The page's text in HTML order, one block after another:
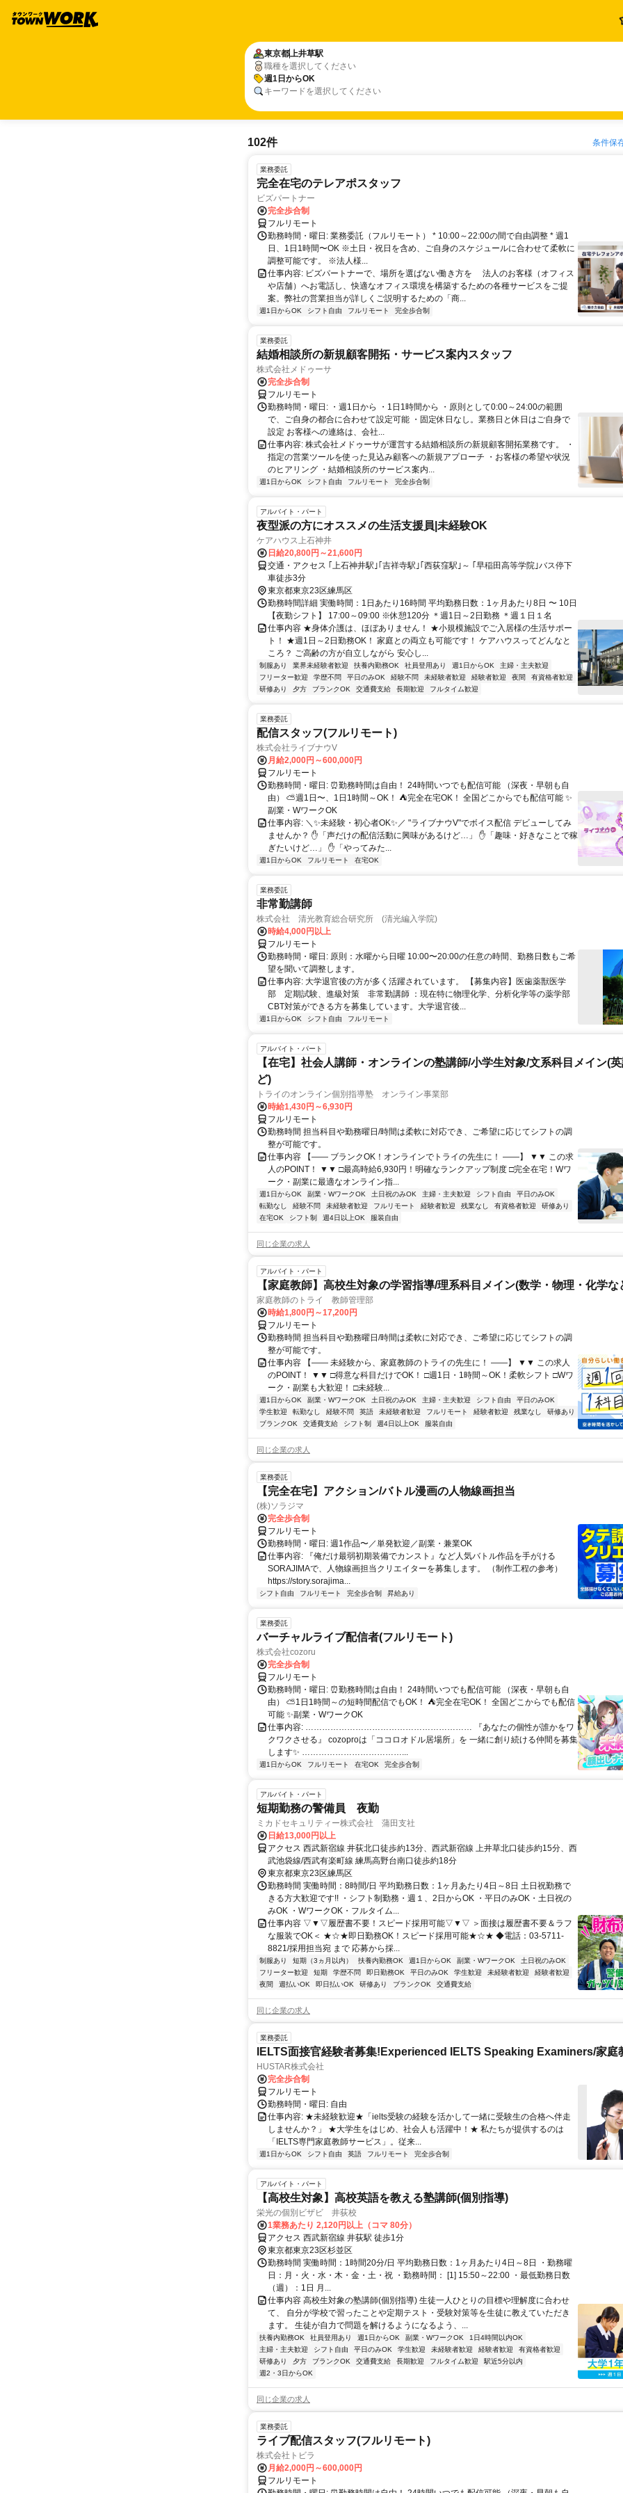
東京都上井草駅
職種を選択してください
週1日からOK
キーワードを選択してください
102件 条件保
業務委託
完全在宅のテレアポスタッフ
ビズパートナー
完全歩合制
フルリモート
勤務時間・曜日: 業務委託（フルリモート） * 10:00～22:00の間で自由調整 * 週1
日、1日1時間〜OK ※土日・祝日を含め、ご自身のスケジュールに合わせて柔軟に
調整可能です。 ※法人様...
仕事内容: ビズパートナーで、場所を選ばない働き方を 法人のお客様（オフィス
や店舗）へお電話し、快適なオフィス環境を構築するための各種サービスをご提
案。弊社の営業担当が詳しくご説明するための「商...
週1日からOK シフト自由 フルリモート 完全歩合制
業務委託
結婚相談所の新規顧客開拓・サービス案内スタッフ
株式会社メドゥーサ
完全歩合制
フルリモート
勤務時間・曜日: ・週1日から ・1日1時間から ・原則として0:00～24:00の範囲
で、ご自身の都合に合わせて設定可能 ・固定休日なし。業務日と休日はご自身で
設定 お客様への連絡は、会社...
仕事内容: 株式会社メドゥーサが運営する結婚相談所の新規顧客開拓業務です。 ・
指定の営業ツールを使った見込み顧客への新規アプローチ ・お客様の希望や状況
のヒアリング ・結婚相談所のサービス案内...
週1日からOK シフト自由 フルリモート 完全歩合制
アルバイト・パート
夜型派の方にオススメの生活支援員|未経験OK
ケアハウス上石神井
日給20,800円～21,600円
交通・アクセス ｢上石神井駅｣｢吉祥寺駅｣｢西荻窪駅｣～ ｢早稲田高等学院｣バス停下
車徒歩3分
東京都東京23区練馬区
勤務時間詳細 実働時間：1日あたり16時間 平均勤務日数：1ヶ月あたり8日 〜 10日
【夜勤シフト】 17:00～09:00 ※休憩120分 ＊週1日～2日勤務 ＊週１日１名
仕事内容 ★身体介護は、ほぼありません！ ★小規模施設でご入居様の生活サポー
ト！ ★週1日～2日勤務OK！ 家庭との両立も可能です！ ケアハウスってどんなと
ころ？ ご高齢の方が自立しながら 安心し...
制服あり 業界未経験者歓迎 扶養内勤務OK 社員登用あり 週1日からOK
主婦・主夫歓迎
フリーター歓迎
学歴不問 平日のみOK 経験不問 未経験者歓迎 経験者歓迎 夜間
有資格者歓迎
研修あり
夕方 ブランクOK 交通費支給 長期歓迎 フルタイム歓迎
業務委託
配信スタッフ(フルリモート)
株式会社ライブナウV
月給2,000円～600,000円
フルリモート
勤務時間・曜日: ⏰勤務時間は自由！ 24時間いつでも配信可能 （深夜・早朝も自
由） ⛅週1日〜、1日1時間～OK！ ⛺完全在宅OK！ 全国どこからでも配信可能 ✨
副業・WワークOK
仕事内容: ＼✨未経験・初心者OK✨／ "ライブナウV"でボイス配信 デビューしてみ
ませんか？ ✋「声だけの配信活動に興味があるけど…」 ✋「趣味・好きなことで稼
ぎたいけど…」 ✋「やってみた...
週1日からOK フルリモート 在宅OK
業務委託
非常勤講師
株式会社 清光教育総合研究所 (清光編入学院)
時給4,000円以上
フルリモート
勤務時間・曜日: 原則：水曜から日曜 10:00〜20:00の任意の時間、勤務日数もご希
望を聞いて調整します。
仕事内容: 大学退官後の方が多く活躍されています。 【募集内容】医歯薬獣医学
部 定期試験、進級対策 非常勤講師 ：現在特に物理化学、分析化学等の薬学部
CBT対策ができる方を募集しています。大学退官後...
週1日からOK シフト自由 フルリモート
アルバイト・パート
【在宅】社会人講師・オンラインの塾講師/小学生対象/文系科目メイン(
ど)
トライのオンライン個別指導塾 オンライン事業部
時給1,430円～6,930円
フルリモート
勤務時間 担当科目や勤務曜日/時間は柔軟に対応でき、ご希望に応じてシフトの調
整が可能です。
仕事内容 【―― ブランクOK！オンラインでトライの先生に！ ――】 ▼▼ この求
人のPOINT！ ▼▼ □最高時給6,930円！明確なランクアップ制度 □完全在宅！Wワ
ーク・副業に最適なオンライン指...
週1日からOK 副業・WワークOK 土日祝のみOK 主婦・主夫歓迎 シフト自由
平日のみOK
転勤なし
経験不問 未経験者歓迎 フルリモート 経験者歓迎 残業なし 有資格者歓迎
研修あり
在宅OK
シフト制 週4日以上OK 服装自由
同じ企業の求人
アルバイト・パート
【家庭教師】高校生対象の学習指導/理系科目メイン(数学・物理・化学な
家庭教師のトライ 教師管理部
時給1,800円～17,200円
フルリモート
勤務時間 担当科目や勤務曜日/時間は柔軟に対応でき、ご希望に応じてシフトの調
整が可能です。
仕事内容 【―― 未経験から、家庭教師のトライの先生に！ ――】 ▼▼ この求人
のPOINT！ ▼▼ □得意な科目だけでOK！ □週1日・1時間～OK！柔軟シフト □Wワ
ーク・副業も大歓迎！ □未経験...
週1日からOK 副業・WワークOK 土日祝のみOK 主婦・主夫歓迎 シフト自由
平日のみOK
学生歓迎
転勤なし 経験不問 英語 未経験者歓迎 フルリモート 経験者歓迎 残業なし
研修あり
ブランクOK
交通費支給 シフト制 週4日以上OK 服装自由
同じ企業の求人
業務委託
【完全在宅】アクション/バトル漫画の人物線画担当
(株)ソラジマ
完全歩合制
フルリモート
勤務時間・曜日: 週1作品〜／単発歓迎／副業・兼業OK
仕事内容: 『俺だけ最弱初期装備でカンスト』など人気バトル作品を手がける
SORAJIMAで、人物線画担当クリエイターを募集します。 （制作工程の参考）
https://story.sorajima...
シフト自由 フルリモート 完全歩合制 昇給あり
業務委託
バーチャルライブ配信者(フルリモート)
株式会社cozoru
完全歩合制
フルリモート
勤務時間・曜日: ⏰勤務時間は自由！ 24時間いつでも配信可能 （深夜・早朝も自
由） ⛅1日1時間～の短時間配信でもOK！ ⛺完全在宅OK！ 全国どこからでも配信
可能 ✨副業・WワークOK
仕事内容: …………………………………………………… 『あなたの個性が誰かをワ
クワクさせる』 cozoproは「ココロオドル居場所」を 一緒に創り続ける仲間を募集
します✨ ………………………………...
週1日からOK フルリモート 在宅OK 完全歩合制
アルバイト・パート
短期勤務の警備員 夜勤
ミカドセキュリティー株式会社 蒲田支社
日給13,000円以上
アクセス 西武新宿線 井荻北口徒歩約13分、西武新宿線 上井草北口徒歩約15分、西
武池袋線/西武有楽町線 練馬高野台南口徒歩約18分
東京都東京23区練馬区
勤務時間 実働時間：8時間/日 平均勤務日数：1ヶ月あたり4日～8日 土日祝勤務で
きる方大歓迎です!! ・シフト制勤務・週１、2日からOK ・平日のみOK・土日祝の
みOK ・WワークOK・フルタイム...
仕事内容 ▽▼▽履歴書不要！スピード採用可能▽▼▽ ＞面接は履歴書不要＆ラフ
な服装でOK＜ ★☆★即日勤務OK！スピード採用可能★☆★ ◆電話：03-5711-
8821/採用担当宛 まで 応募から採...
制服あり 短期（3ヵ月以内） 扶養内勤務OK 週1日からOK 副業・WワークOK
土日祝のみOK
フリーター歓迎
短期 学歴不問 即日勤務OK 平日のみOK 学生歓迎 未経験者歓迎
経験者歓迎
夜間
週払いOK 即日払いOK 研修あり ブランクOK 交通費支給
同じ企業の求人
業務委託
IELTS面接官経験者募集!Experienced IELTS Speaking Examiners/家庭
HUSTAR株式会社
完全歩合制
フルリモート
勤務時間・曜日: 自由
仕事内容: ★未経験歓迎★「ielts受験の経験を活かして一緒に受験生の合格へ伴走
しませんか？」 ★大学生をはじめ、社会人も活躍中！★ 私たちが提供するのは
「IELTS専門家庭教師サービス」。従来...
週1日からOK シフト自由 英語 フルリモート 完全歩合制
アルバイト・パート
【高校生対象】高校英語を教える塾講師(個別指導)
栄光の個別ビザビ 井荻校
1業務あたり 2,120円以上（コマ 80分）
アクセス 西武新宿線 井荻駅 徒歩1分
東京都東京23区杉並区
勤務時間 実働時間：1時間20分/日 平均勤務日数：1ヶ月あたり4日～8日 ・勤務曜
日：月・火・水・木・金・土・祝 ・勤務時間： [1] 15:50～22:00 ・最低勤務日数
（週）：1日 月...
仕事内容 高校生対象の塾講師(個別指導) 生徒一人ひとりの目標や理解度に合わせ
て、 自分が学校で習ったことや定期テスト・受験対策等を生徒に教えていただき
ます。 生徒が自力で問題を解けるようになるよう、...
扶養内勤務OK 社員登用あり 週1日からOK 副業・WワークOK
1日4時間以内OK
主婦・主夫歓迎
シフト自由 平日のみOK 学生歓迎 未経験者歓迎 経験者歓迎
有資格者歓迎
研修あり
夕方 ブランクOK 交通費支給 長期歓迎 フルタイム歓迎
駅近5分以内
週2・3日からOK
同じ企業の求人
業務委託
ライブ配信スタッフ(フルリモート)
株式会社トビラ
月給2,000円～600,000円
フルリモート